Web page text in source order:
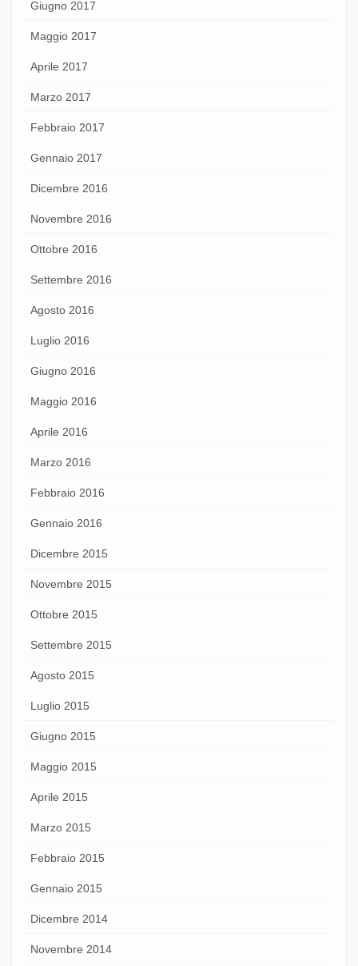
Giugno 2017
Maggio 2017
Aprile 2017
Marzo 2017
Febbraio 2017
Gennaio 2017
Dicembre 2016
Novembre 2016
Ottobre 2016
Settembre 2016
Agosto 2016
Luglio 2016
Giugno 2016
Maggio 2016
Aprile 2016
Marzo 2016
Febbraio 2016
Gennaio 2016
Dicembre 2015
Novembre 2015
Ottobre 2015
Settembre 2015
Agosto 2015
Luglio 2015
Giugno 2015
Maggio 2015
Aprile 2015
Marzo 2015
Febbraio 2015
Gennaio 2015
Dicembre 2014
Novembre 2014